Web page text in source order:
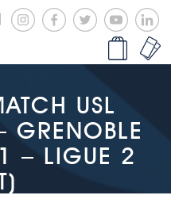
USL
GRENOBLE
– LIGUE 2